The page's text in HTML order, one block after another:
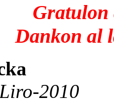
Dankon al
2010